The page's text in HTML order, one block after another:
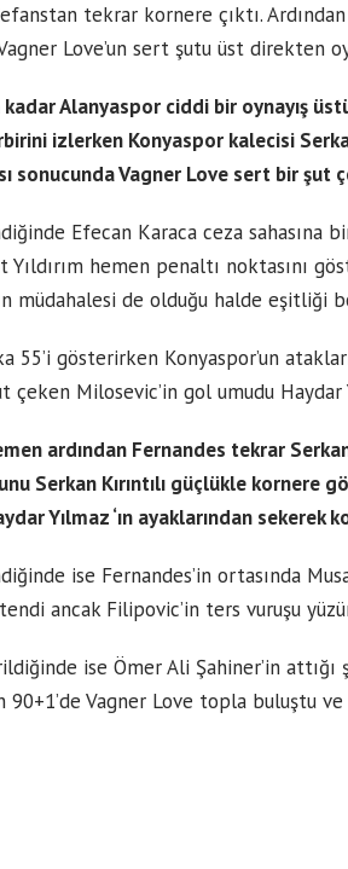
tekrar kornere çıktı.
Love’un sert şutu üst direkten
kadar Alanyaspor ciddi bir oynayış
izlerken Konyaspor kalecisi
sonucunda Vagner Love sert bir şut
Efecan Karaca ceza sahasına
hemen penaltı noktasını
müdahalesi de olduğu halde eşitliği
55’i gösterirken Konyaspor’un
Milosevic’in gol umudu Haydar
ardından Fernandes tekrar
Serkan Kırıntılı güçlükle kornere
Yılmaz ‘ın ayaklarından sekerek
ise Fernandes’in ortasında
ancak Filipovic’in ters vuruşu
ise Ömer Ali Şahiner’in attığı
Vagner Love topla buluştu